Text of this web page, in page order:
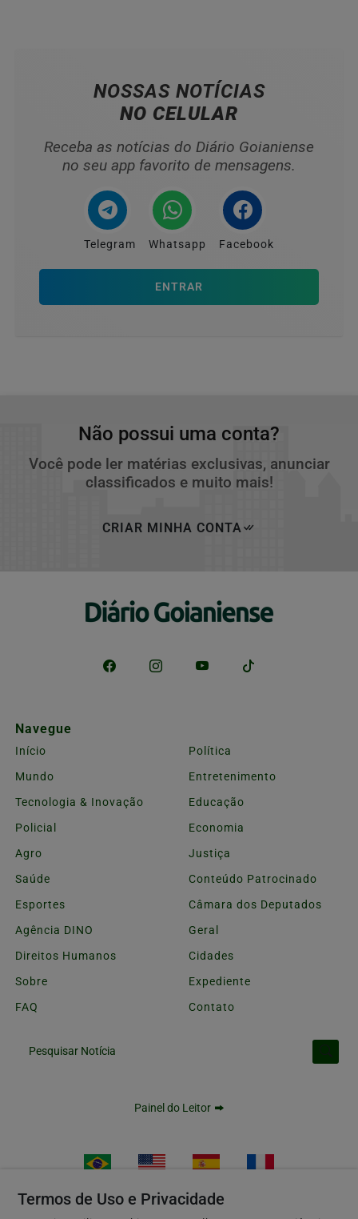
NOSSAS NOTÍCIAS
NO CELULAR
Receba as notícias do Diário Goianiense
no seu app favorito de mensagens.
Telegram Whatsapp Facebook
ENTRAR
Não possui uma conta?
Você pode ler matérias exclusivas, anunciar
classificados e muito mais!
CRIAR MINHA CONTA
Navegue
Início
Política
Mundo
Entretenimento
Tecnologia & Inovação
Educação
Policial
Economia
Agro
Justiça
Saúde
Conteúdo Patrocinado
Esportes
Câmara dos Deputados
Agência DINO
Geral
Direitos Humanos
Cidades
Sobre
Expediente
FAQ
Contato
Pesquisar Notícia
Painel do Leitor
Termos de Uso e Privacidade